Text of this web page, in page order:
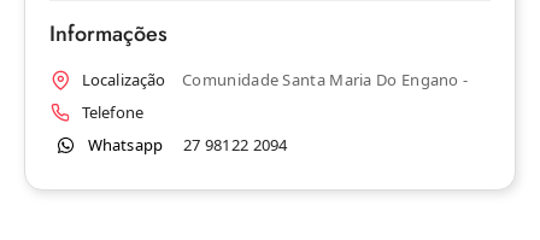
Informações
Localização
Comunidade Santa Maria Do Engano -
Telefone
Whatsapp
27 98122 2094